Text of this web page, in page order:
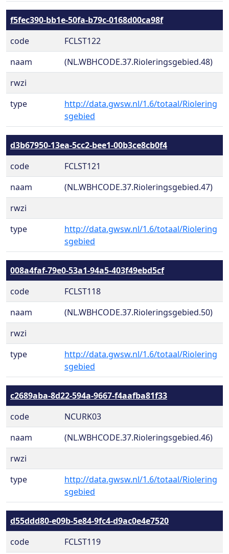
f5fec390-bb1e-50fa-b79c-0168d00ca98f
code
FCLST122
naam
(NL.WBHCODE.37.Rioleringsgebied.48)
rwzi
type
http://data.gwsw.nl/1.6/totaal/Riolering
sgebied
d3b67950-13ea-5cc2-bee1-00b3ce8cb0f4
code
FCLST121
naam
(NL.WBHCODE.37.Rioleringsgebied.47)
rwzi
type
http://data.gwsw.nl/1.6/totaal/Riolering
sgebied
008a4faf-79e0-53a1-94a5-403f49ebd5cf
code
FCLST118
naam
(NL.WBHCODE.37.Rioleringsgebied.50)
rwzi
type
http://data.gwsw.nl/1.6/totaal/Riolering
sgebied
c2689aba-8d22-594a-9667-f4aafba81f33
code
NCURK03
naam
(NL.WBHCODE.37.Rioleringsgebied.46)
rwzi
type
http://data.gwsw.nl/1.6/totaal/Riolering
sgebied
d55ddd80-e09b-5e84-9fc4-d9ac0e4e7520
code
FCLST119